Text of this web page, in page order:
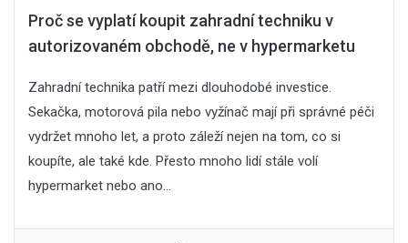
Proč se vyplatí koupit zahradní techniku v
autorizovaném obchodě, ne v hypermarketu
Zahradní technika patří mezi dlouhodobé investice.
Sekačka, motorová pila nebo vyžínač mají při správné péči
vydržet mnoho let, a proto záleží nejen na tom, co si
koupíte, ale také kde. Přesto mnoho lidí stále volí
hypermarket nebo ano...